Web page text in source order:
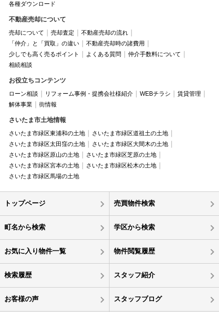
各種ダウンロード
不動産売却について
売却について 売却査定
不動産売却の流れ
「仲介」と「買取」の違い
不動産売却時の諸費用
少しでも高く売るポイント
よくある質問
仲介手数料について
相続相談
お役立ちコンテンツ
ローン相談 リフォーム事例・提携会社様紹介 WEBチラシ
賃貸管理
解体事業
街情報
さいたま市土地情報
さいたま市緑区東浦和の土地
さいたま市緑区道祖土の土地
さいたま市緑区太田窪の土地
さいたま市緑区大間木の土地
さいたま市緑区原山の土地
さいたま市緑区芝原の土地
さいたま市緑区宮本の土地
さいたま市緑区松木の土地
さいたま市緑区馬場の土地
トップページ 売買物件検索
町名から検索 学区から検索
お気に入り物件一覧 物件閲覧履歴
検索履歴 スタッフ紹介
お客様の声 スタッフブログ